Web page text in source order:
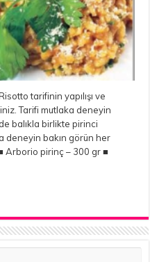
tarifinin yapılışı ve
Tarifi mutlaka deneyin
balıkla birlikte pirinci
deneyin bakın görün her
Arborio pirinç – 300 gr ■